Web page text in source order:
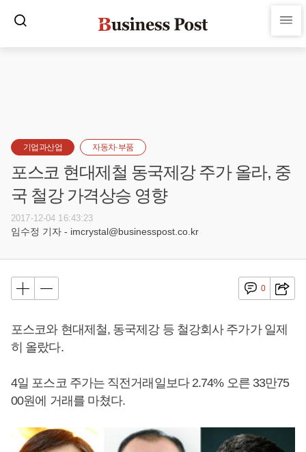
기업과산업 자동차·부품
포스코 현대제철 동국제강 주가 올라, 중
국 철강 가격상승 영향
2017-12-04 16:43:23
임수정 기자 - imcrystal@businesspost.co.kr
0
포스코와 현대제철, 동국제강 등 철강회사 주가가 일제
히 올랐다.
4일 포스코 주가는 직전거래일보다 2.74% 오른 33만75
00원에 거래를 마쳤다.